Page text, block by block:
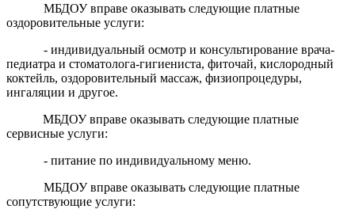
МБДОУ вправе оказывать следующие платные
оздоровительные услуги:
- индивидуальный осмотр и консультирование врача-
педиатра и стоматолога-гигиениста, фиточай, кислородный
коктейль, оздоровительный массаж, физиопроцедуры,
ингаляции и другое.
МБДОУ вправе оказывать следующие платные
сервисные услуги:
- питание по индивидуальному меню.
МБДОУ вправе оказывать следующие платные
сопутствующие услуги: